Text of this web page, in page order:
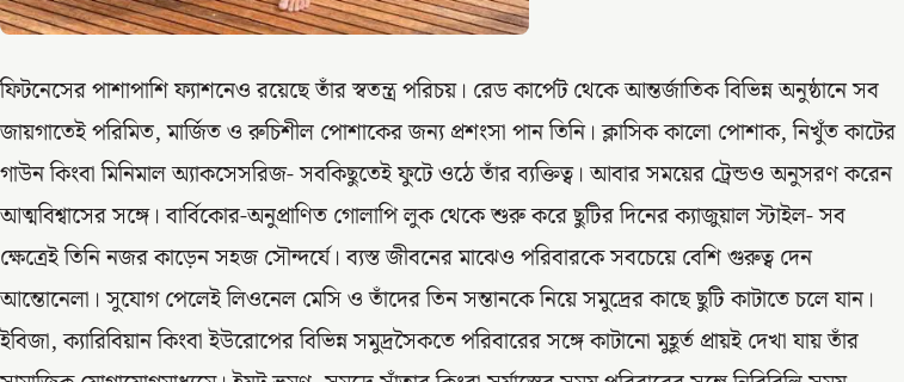
ফিটনেসের পাশাপাশি ফ্যাশনেও রয়েছে তাঁর স্বতন্ত্র পরিচয়। রেড কার্পেট থেকে আন্তর্জাতিক বিভিন্ন অনুষ্ঠানে সব
জায়গাতেই পরিমিত, মার্জিত ও রুচিশীল পোশাকের জন্য প্রশংসা পান তিনি। ক্লাসিক কালো পোশাক, নিখুঁত কাটের
গাউন কিংবা মিনিমাল অ্যাকসেসরিজ- সবকিছুতেই ফুটে ওঠে তাঁর ব্যক্তিত্ব। আবার সময়ের ট্রেন্ডও অনুসরণ করেন
আত্মবিশ্বাসের সঙ্গে। বার্বিকোর-অনুপ্রাণিত গোলাপি লুক থেকে শুরু করে ছুটির দিনের ক্যাজুয়াল স্টাইল- সব
ক্ষেত্রেই তিনি নজর কাড়েন সহজ সৌন্দর্যে। ব্যস্ত জীবনের মাঝেও পরিবারকে সবচেয়ে বেশি গুরুত্ব দেন
আন্তোনেলা। সুযোগ পেলেই লিওনেল মেসি ও তাঁদের তিন সন্তানকে নিয়ে সমুদ্রের কাছে ছুটি কাটাতে চলে যান।
ইবিজা, ক্যারিবিয়ান কিংবা ইউরোপের বিভিন্ন সমুদ্রসৈকতে পরিবারের সঙ্গে কাটানো মুহূর্ত প্রায়ই দেখা যায় তাঁর